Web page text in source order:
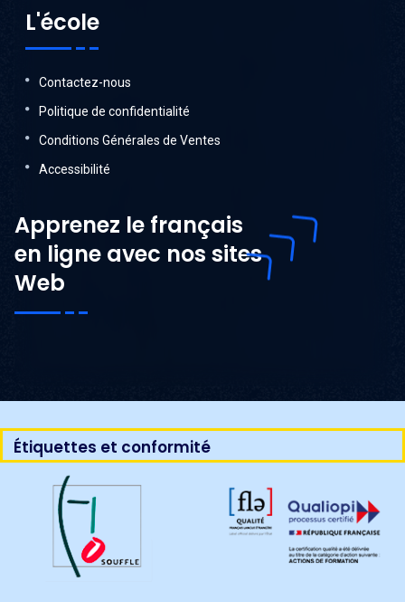
L'école
Contactez-nous
Politique de confidentialité
Conditions Générales de Ventes
Accessibilité
Apprenez le français
en ligne avec nos sites
Web
Étiquettes et conformité